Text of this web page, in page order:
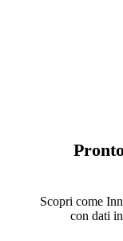
Scopri come
con dati